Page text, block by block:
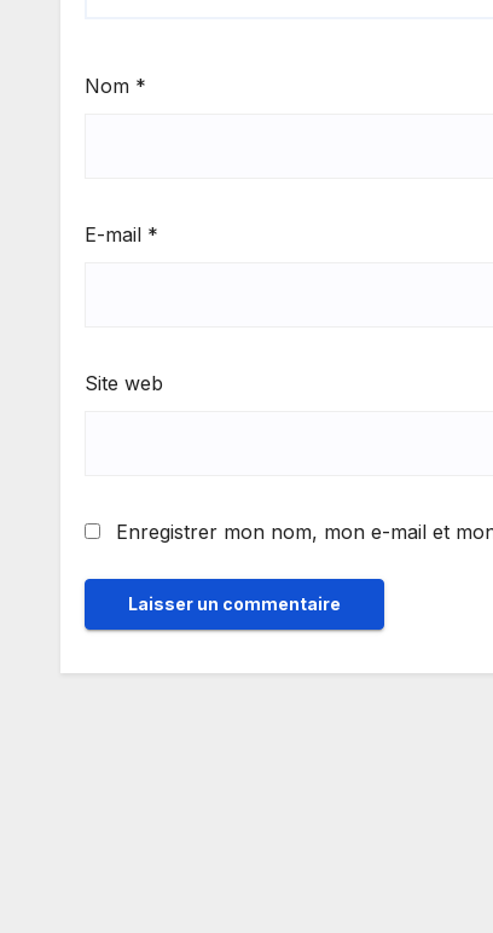
Nom *
E-mail *
Site web
Enregistrer mon nom, mon e-mail et